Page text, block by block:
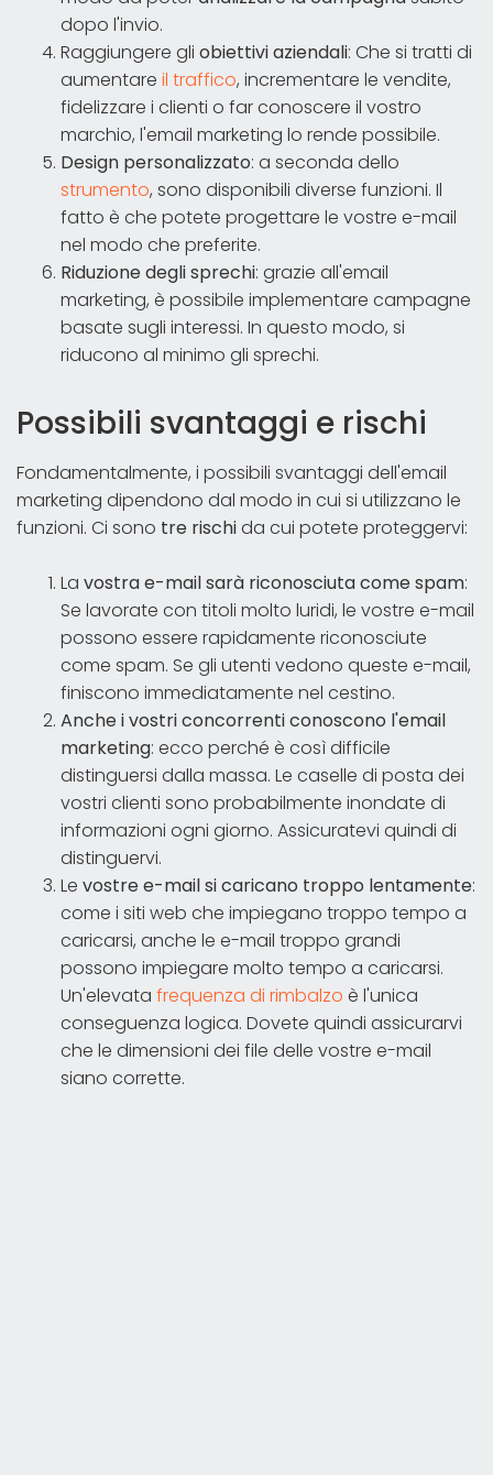
dopo l'invio.
Raggiungere gli obiettivi aziendali: Che si tratti di
aumentare il traffico, incrementare le vendite,
fidelizzare i clienti o far conoscere il vostro
marchio, l'email marketing lo rende possibile.
Design personalizzato: a seconda dello
strumento, sono disponibili diverse funzioni. Il
fatto è che potete progettare le vostre e-mail
nel modo che preferite.
Riduzione degli sprechi: grazie all'email
marketing, è possibile implementare campagne
basate sugli interessi. In questo modo, si
riducono al minimo gli sprechi.
Possibili svantaggi e rischi
Fondamentalmente, i possibili svantaggi dell'email
marketing dipendono dal modo in cui si utilizzano le
funzioni. Ci sono tre rischida cui potete proteggervi:
La vostra e-mail sarà riconosciuta come spam:
Se lavorate con titoli molto luridi, le vostre e-mail
possono essere rapidamente riconosciute
come spam. Se gli utenti vedono queste e-mail,
finiscono immediatamente nel cestino.
Anche i vostri concorrenti conoscono l'email
marketing: ecco perché è così difficile
distinguersi dalla massa. Le caselle di posta dei
vostri clienti sono probabilmente inondate di
informazioni ogni giorno. Assicuratevi quindi di
distinguervi.
Le vostre e-mail si caricano troppo lentamente:
come i siti web che impiegano troppo tempo a
caricarsi, anche le e-mail troppo grandi
possono impiegare molto tempo a caricarsi.
Un'elevata frequenza di rimbalzo è l'unica
conseguenza logica. Dovete quindi assicurarvi
che le dimensioni dei file delle vostre e-mail
siano corrette.